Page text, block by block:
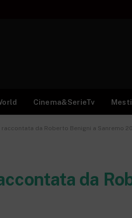
Cinema&SerieTv
da Roberto Benigni a Sanremo
da